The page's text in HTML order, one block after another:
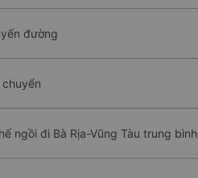
đường
ngồi đi Bà Rịa-Vũng Tàu trung bình